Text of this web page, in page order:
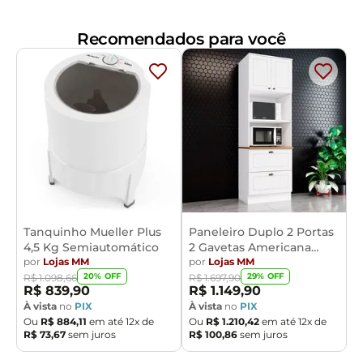
Recomendados para você
Tanquinho Mueller Plus
4,5 Kg Semiautomático
por Lojas MM
R$ 1.098,66 20% OFF
R$ 839,90
À vista no PIX
Ou R$ 884,11 em até 12x de
R$ 73,67 sem juros
Paneleiro Duplo 2 Portas
2 Gavetas Americana
Henn
por Lojas MM
R$ 1.697,90 29% OFF
R$ 1.149,90
À vista no PIX
Ou R$ 1.210,42 em até 12x de
R$ 100,86 sem juros